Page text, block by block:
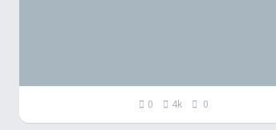
0 4k 0